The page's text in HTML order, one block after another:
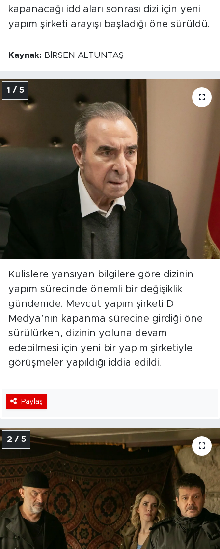
kapanacağı iddiaları sonrası dizi için yeni
yapım şirketi arayışı başladığı öne sürüldü.
Kaynak: BİRSEN ALTUNTAŞ
1 / 5
Kulislere yansıyan bilgilere göre dizinin
yapım sürecinde önemli bir değişiklik
gündemde. Mevcut yapım şirketi D
Medya’nın kapanma sürecine girdiği öne
sürülürken, dizinin yoluna devam
edebilmesi için yeni bir yapım şirketiyle
görüşmeler yapıldığı iddia edildi.
Paylaş
2 / 5